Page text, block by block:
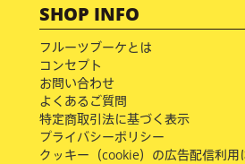
SHOP INFO
フルーツブーケとは
コンセプト
お問い合わせ
よくあるご質問
特定商取引法に基づく表示
プライバシーポリシー
クッキー（cookie）の広告配信利用